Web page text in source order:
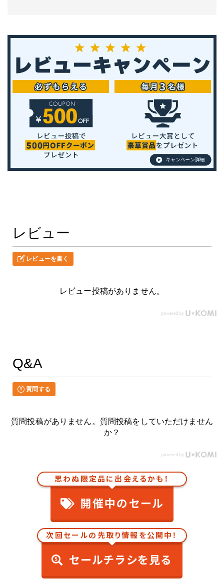
レビュー
レビューを書く
レビュー投稿がありません。
Q&A
質問する
質問投稿がありません。質問投稿をしていただけません
か？
思わぬ限定品に出会えるかも！
開催中のセール
次回セールの先取り情報を公開中！
セールチラシを見る